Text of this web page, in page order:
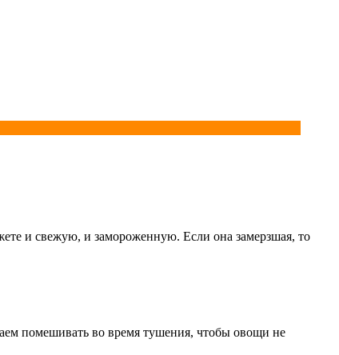
и свежую, и замороженную. Если она замерзшая, то
помешивать во время тушения, чтобы овощи не